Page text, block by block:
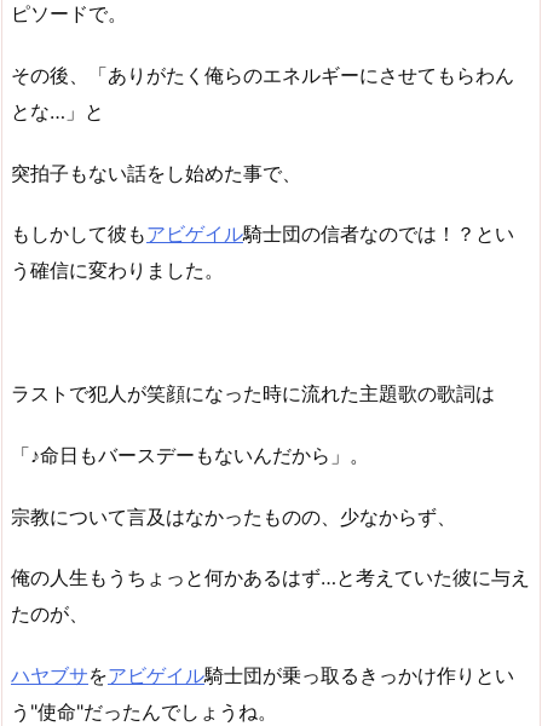
ピソードで。
その後、「ありがたく俺らのエネルギーにさせてもらわん
とな…」と
突拍子もない話をし始めた事で、
もしかして彼もアビゲイル騎士団の信者なのでは！？とい
う確信に変わりました。
ラストで犯人が笑顔になった時に流れた主題歌の歌詞は
「♪命日もバースデーもないんだから」。
宗教について言及はなかったものの、少なからず、
俺の人生もうちょっと何かあるはず…と考えていた彼に与え
たのが、
ハヤブサをアビゲイル騎士団が乗っ取るきっかけ作りとい
う"使命"だったんでしょうね。